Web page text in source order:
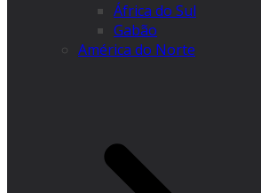
África do Sul
Gabão
América do Norte